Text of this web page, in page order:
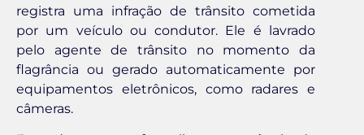
registra uma infração de trânsito cometida
por um veículo ou condutor. Ele é lavrado
pelo agente de trânsito no momento da
flagrância ou gerado automaticamente por
equipamentos eletrônicos, como radares e
câmeras.